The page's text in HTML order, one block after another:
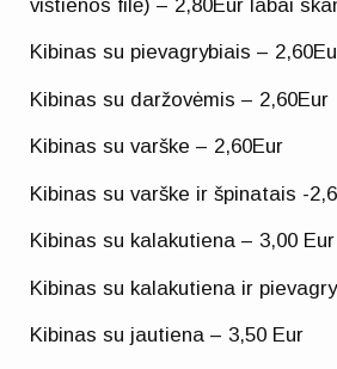
vištienos filė) – 2,80Eur labai
Kibinas su pievagrybiais –
Kibinas su daržovėmis – 2,60Eur
Kibinas su varške – 2,60Eur
Kibinas su varške ir špinatais -
Kibinas su kalakutiena – 3,00 Eur
Kibinas su kalakutiena ir
Kibinas su jautiena – 3,50 Eur